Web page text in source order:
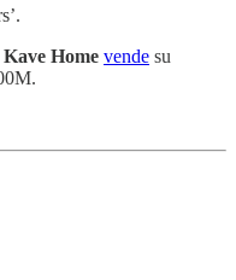
Kave Home vende su